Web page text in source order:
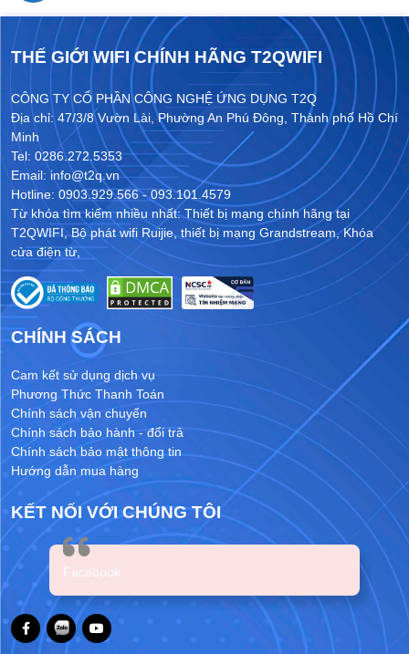
THẾ GIỚI WIFI CHÍNH HÃNG T2QWIFI
CÔNG TY CỔ PHẦN CÔNG NGHỆ ỨNG DỤNG T2Q
Địa chỉ: 47/3/8 Vườn Lài, Phường An Phú Đông, Thành phố Hồ Chí
Minh
Tel: 0286.272.5353
Email: info@t2q.vn
Hotline: 0903.929.566 - 093.101.4579
Từ khóa tìm kiếm nhiều nhất:Thiết bị mạng chính hãng tại
T2QWIFI,Bộ phát wifi Ruijie,thiết bị mạng Grandstream,Khóa
cửa điện từ,
CHÍNH SÁCH
Cam kết sử dụng dịch vụ
Phương Thức Thanh Toán
Chính sách vận chuyển
Chính sách bảo hành - đổi trả
Chính sách bảo mật thông tin
Hướng dẫn mua hàng
KẾT NỐI VỚI CHÚNG TÔI
Facebook